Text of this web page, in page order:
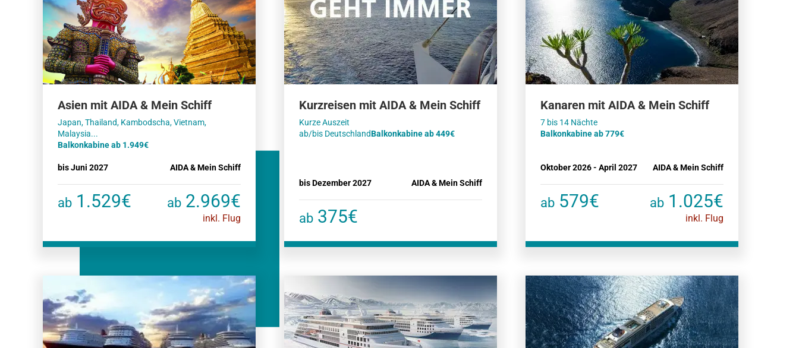
Asien mit AIDA & Mein Schiff
Japan, Thailand, Kambodscha, Vietnam,
Balkonkabine ab 1.949€
bis Juni 2027 AIDA & Mein Schiff
ab 1.529€ ab 2.969€
inkl. Flug
Kurzreisen mit AIDA & Mein Schiff
Kurze Auszeit
ab/bis DeutschlandBalkonkabine ab 449€
bis Dezember 2027 AIDA & Mein Schiff
ab 375€
Kanaren mit AIDA & Mein Schiff
Balkonkabine ab 779€
Oktober 2026 - April 2027 AIDA & Mein Schiff
ab 579€ ab 1.025€
inkl. Flug